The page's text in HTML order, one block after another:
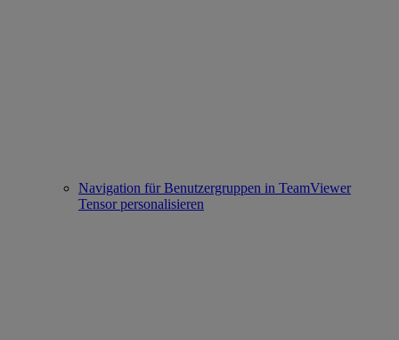
Navigation für Benutzergruppen in TeamViewer
Tensor personalisieren